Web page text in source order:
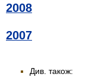
2008
2007
Див. також: